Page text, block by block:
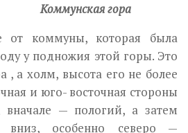
Коммунская гора
от коммуны, которая была
у подножия этой горы. Это
, а холм, высота его не более
и юго- восточная стороны
— пологий, а затем
вниз, особенно северо —